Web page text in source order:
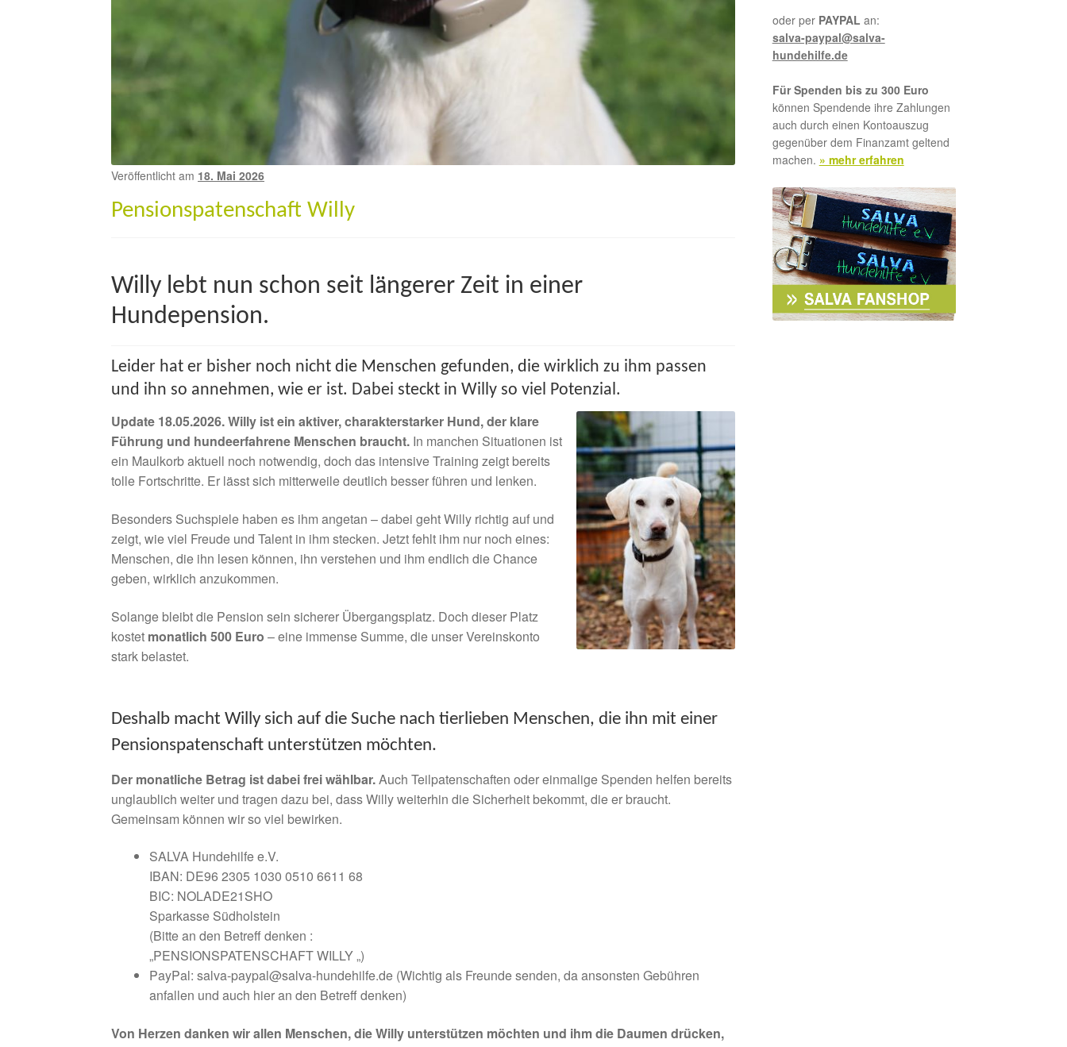
Veröffentlicht am 18. Mai 2026
Pensionspatenschaft Willy
Willy lebt nun schon seit längerer Zeit in einer
Hundepension.
Leider hat er bisher noch nicht die Menschen gefunden, die wirklich zu ihm passen
und ihn so annehmen, wie er ist. Dabei steckt in Willy so viel Potenzial.
Update 18.05.2026. Willy ist ein aktiver, charakterstarker Hund, der klare
Führung und hundeerfahrene Menschen braucht. In manchen Situationen ist
ein Maulkorb aktuell noch notwendig, doch das intensive Training zeigt bereits
tolle Fortschritte. Er lässt sich mitterweile deutlich besser führen und lenken.
Besonders Suchspiele haben es ihm angetan – dabei geht Willy richtig auf und
zeigt, wie viel Freude und Talent in ihm stecken. Jetzt fehlt ihm nur noch eines:
Menschen, die ihn lesen können, ihn verstehen und ihm endlich die Chance
geben, wirklich anzukommen.
Solange bleibt die Pension sein sicherer Übergangsplatz. Doch dieser Platz
kostet monatlich 500 Euro – eine immense Summe, die unser Vereinskonto
stark belastet.
Deshalb macht Willy sich auf die Suche nach tierlieben Menschen, die ihn mit einer
Pensionspatenschaft unterstützen möchten.
Der monatliche Betrag ist dabei frei wählbar.Auch Teilpatenschaften oder einmalige Spenden helfen bereits
unglaublich weiter und tragen dazu bei, dass Willy weiterhin die Sicherheit bekommt, die er braucht.
Gemeinsam können wir so viel bewirken.
SALVA Hundehilfe e.V.
IBAN: DE96 2305 1030 0510 6611 68
BIC: NOLADE21SHO
Sparkasse Südholstein
(Bitte an den Betreff denken :
„PENSIONS­PATENSCHAFT WILLY „)
PayPal: salva-paypal@salva-hundehilfe.de (Wichtig als Freunde senden, da ansonsten Gebühren
anfallen und auch hier an den Betreff denken)
Von Herzen danken wir allen Menschen, die Willy unterstützen möchten und ihm die Daumen drücken,
oder per PAYPAL an:
salva-paypal@salva-
hundehilfe.de
Für Spenden bis zu 300 Euro
können Spendende ihre Zahlungen
auch durch einen Kontoauszug
gegenüber dem Finanzamt geltend
machen. » mehr erfahren